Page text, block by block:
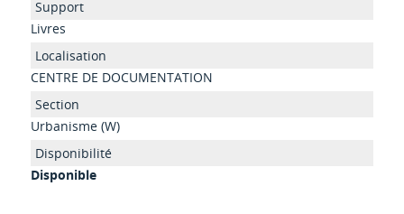
Livres
CENTRE DE DOCUMENTATION
Urbanisme (W)
Disponible